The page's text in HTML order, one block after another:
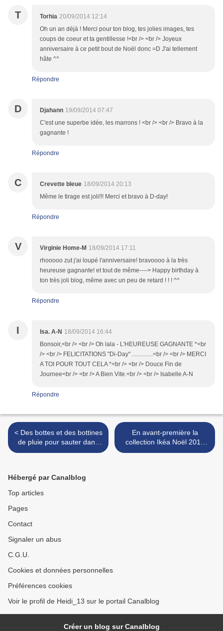
T Torhia 20/09/2014 12:14
Oh un an déjà ! Merci pour ton blog, tes jolies images, tes
coups de coeur et ta gentillesse !<br /> <br /> Joyeux
anniversaire à ce petit bout de Noël donc =D J'ai tellement
hâte ^^
Répondre
D Djahann 19/09/2014 07:47
C'est une superbe idée, les marrons ! <br /> <br /> Bravo à la
gagnante !
Répondre
C Crevette bleue 18/09/2014 20:13
Même le tirage est joli!!! Merci et bravo à D-day!
Répondre
V Virginie Home-M 18/09/2014 17:11
rhooooo zut j'ai loupé l'anniversaire! bravoooo à la très
heureuse gagnante! et tout de même----> Happy birthday à
ton très joli blog, même avec un peu de retard ! ! ! ^^
Répondre
I Isa. A-N 18/09/2014 16:44
Bonsoir,<br /> <br /> Oh lala - L'HEUREUSE GAGNANTE *<br
/> <br /> FELICITATIONS "Di-Day" ..............<br /> <br /> MERCI
A TOI POUR TOUT CELA *<br /> <br /> Douce Fin de
Journee<br /> <br /> A Bien Vite.<br /> <br /> Isabelle A-N
Répondre
< Des bottes et des bottines
de pluie pour sauter dans
les flaques comme une
En avant-première la
collection Ikéa Noël 2014
(exclusivité) >
Hébergé par Canalblog
Top articles
Pages
Contact
Signaler un abus
C.G.U.
Cookies et données personnelles
Préférences cookies
Voir le profil de Heidi_13 sur le portail Canalblog
Créer un blog sur Canalblog